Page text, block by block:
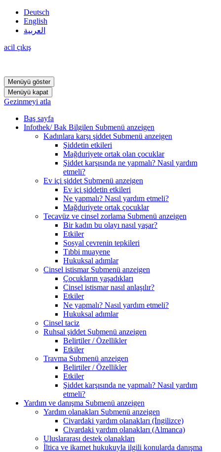
Deutsch
English
العربية
acil çıkış
Menüyü göster
Menüyü kapat
Gezinmeyi atla
Baş sayfa
Infothek/ Bak Bilgilen Submenü anzeigen
Kadınlara karşı şiddet Submenü anzeigen
Şiddetin etkileri
Mağduriyete ortak olan çocuklar
Şiddet karşısında ne yapmalı? Nasıl yardım
etmeli?
Ev içi şiddet Submenü anzeigen
Ev içi şiddetin etkileri
Ne yapmalı? Nasıl yardım etmeli?
Mağduriyete ortak çocuklar
Tecavüz ve cinsel zorlama Submenü anzeigen
Bir kadın bu olayı nasıl yaşar?
Etkiler
Sosyal çevrenin tepkileri
Tıbbi muayene
Hukuksal adımlar
Cinsel istismar Submenü anzeigen
Çocukların yaşadıkları
Cinsel istismar nasıl anlaşılır?
Etkiler
Ne yapmalı? Nasıl yardım etmeli?
Hukuksal adımlar
Cinsel taciz
Ruhsal şiddet Submenü anzeigen
Belirtiler / Özellikler
Etkiler
Travma Submenü anzeigen
Belirtiler / Özellikler
Etkiler
Şiddet karşısında ne yapmalı? Nasıl yardım
etmeli?
Yardım ve danışma Submenü anzeigen
Yardım olanakları Submenü anzeigen
Civardaki yardım olanakları (İngilizce)
Civardaki yardım olanakları (Almanca)
Uluslararası destek olanakları
İltica ve ikamet hukukuyla ilgili konularda danışma